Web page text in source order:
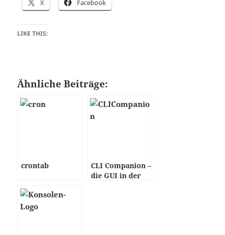
X Facebook
LIKE THIS:
Ähnliche Beiträge:
crontab
CLI Companion –
die GUI in der